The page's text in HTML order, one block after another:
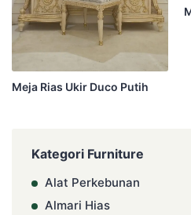
Meja Rias Ukir Duco Putih
Kategori Furniture
Alat Perkebunan
Almari Hias